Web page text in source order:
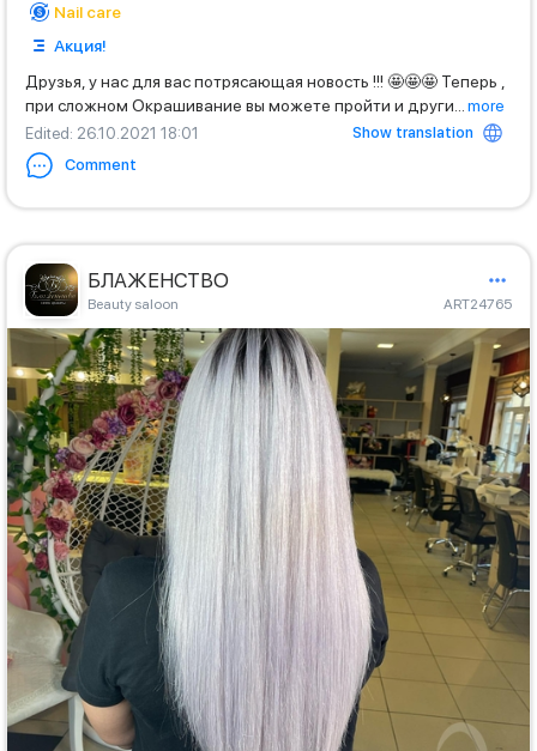
Nail care
Акция!
Друзья, у нас для вас потрясающая новость !!! 🤩🤩🤩 Теперь ,
при сложном Окрашивание вы можете пройти и други
more
Edited: 26.10.2021 18:01
Show translation
Comment
БЛАЖЕНСТВО
Beauty saloon ART24765